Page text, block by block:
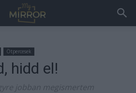
Ötpercesek
hidd el!
jobban megismertem